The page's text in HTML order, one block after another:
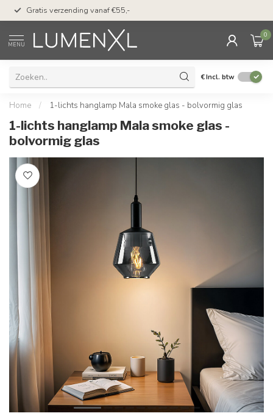
Gratis verzending vanaf €55,-
MENU
0
€Incl. btw
Home / 1-lichts hanglamp Mala smoke glas - bolvormig glas
1-lichts hanglamp Mala smoke glas -
bolvormig glas